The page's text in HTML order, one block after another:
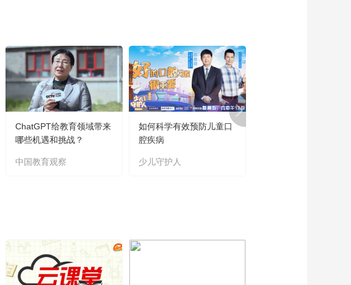
ChatGPT给教育领域带来
哪些机遇和挑战？
中国教育观察
如何科学有效预防儿童口
腔疾病
少儿守护人